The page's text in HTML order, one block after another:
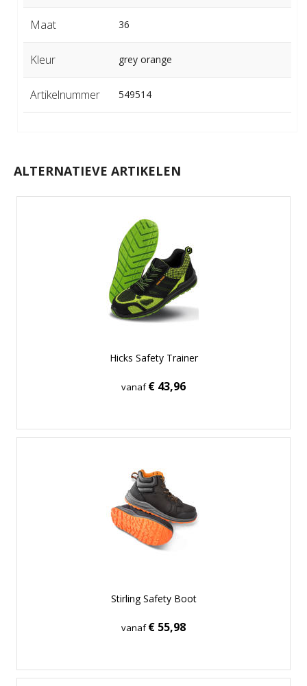
Maat 36
Kleur grey orange
Artikelnummer 549514
ALTERNATIEVE ARTIKELEN
Hicks Safety Trainer
vanaf€ 43,96
Stirling Safety Boot
vanaf€ 55,98